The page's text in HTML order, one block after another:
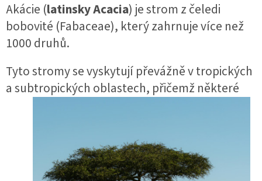
Akácie (latinsky Acacia) je strom z čeledi
bobovité (Fabaceae), který zahrnuje více než
1000 druhů.
Tyto stromy se vyskytují převážně v tropických
a subtropických oblastech, přičemž některé